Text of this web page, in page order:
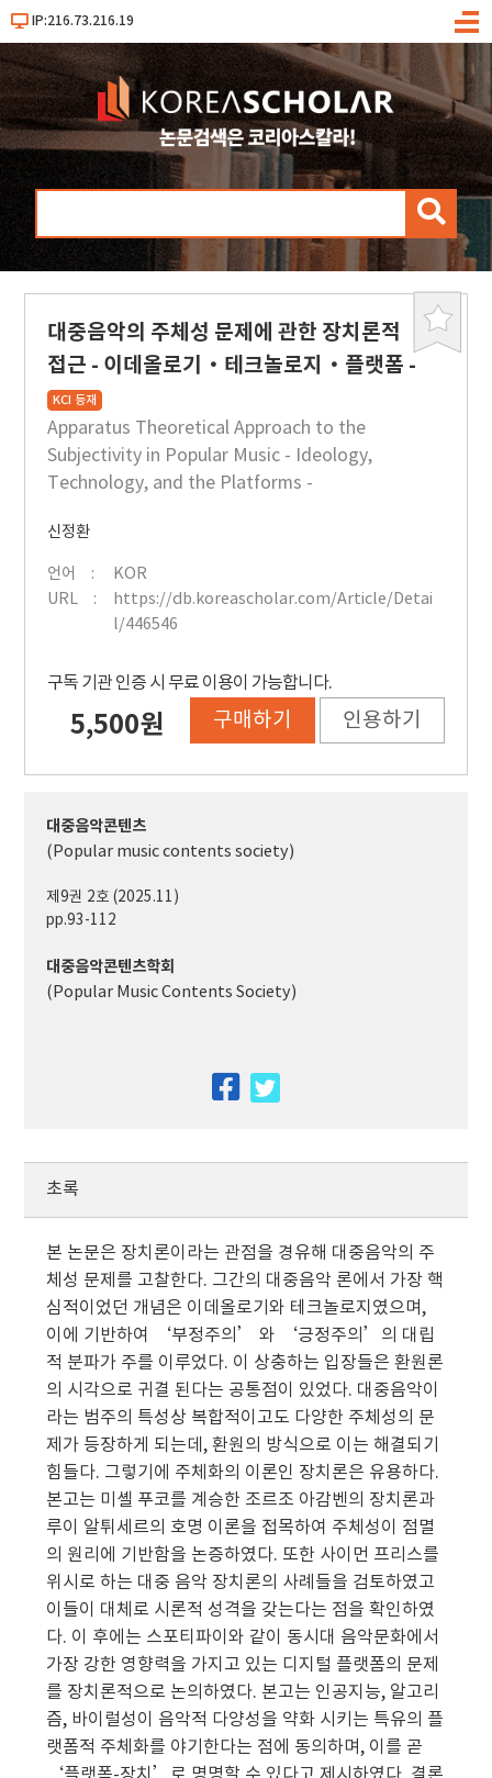
IP:216.73.216.19
메
검
북
대중음악의 주체성 문제에 관한 장치론적
접근 - 이데올로기·테크놀로지·플랫폼 -
KCI 등재
Apparatus Theoretical Approach to the
Subjectivity in Popular Music - Ideology,
Technology, and the Platforms -
신정환
언어
KOR
URL
https://db.koreascholar.com/Article/Detai
l/446546
구독 기관 인증 시 무료 이용이 가능합니다.
5,500원 구매하기 인용하기
대중음악콘텐츠
(Popular music contents society)
제9권 2호 (2025.11)
pp.93-112
대중음악콘텐츠학회
(Popular Music Contents Society)
facebook
초록
본 논문은 장치론이라는 관점을 경유해 대중음악의 주
체성 문제를 고찰한다. 그간의 대중음악 론에서 가장 핵
심적이었던 개념은 이데올로기와 테크놀로지였으며,
이에 기반하여 ‘부정주의’ 와 ‘긍정주의’의 대립
적 분파가 주를 이루었다. 이 상충하는 입장들은 환원론
의 시각으로 귀결 된다는 공통점이 있었다. 대중음악이
라는 범주의 특성상 복합적이고도 다양한 주체성의 문
제가 등장하게 되는데, 환원의 방식으로 이는 해결되기
힘들다. 그렇기에 주체화의 이론인 장치론은 유용하다.
본고는 미셸 푸코를 계승한 조르조 아감벤의 장치론과
루이 알튀세르의 호명 이론을 접목하여 주체성이 점멸
의 원리에 기반함을 논증하였다. 또한 사이먼 프리스를
위시로 하는 대중 음악 장치론의 사례들을 검토하였고
이들이 대체로 시론적 성격을 갖는다는 점을 확인하였
다. 이 후에는 스포티파이와 같이 동시대 음악문화에서
가장 강한 영향력을 가지고 있는 디지털 플랫폼의 문제
를 장치론적으로 논의하였다. 본고는 인공지능, 알고리
즘, 바이럴성이 음악적 다양성을 약화 시키는 특유의 플
랫폼적 주체화를 야기한다는 점에 동의하며, 이를 곧